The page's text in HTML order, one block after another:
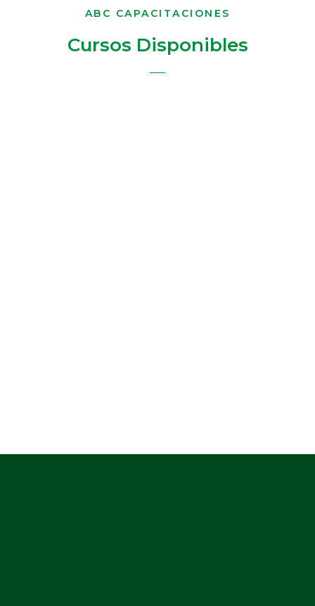
ABC CAPACITACIONES
Cursos Disponibles